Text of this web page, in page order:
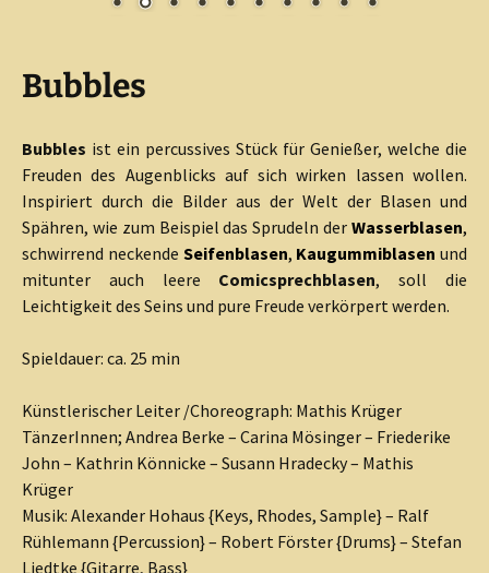
Bubbles
Bubbles ist ein percussives Stück für Genießer, welche die
Freuden des Augenblicks auf sich wirken lassen wollen.
Inspiriert durch die Bilder aus der Welt der Blasen und
Spähren, wie zum Beispiel das Sprudeln der Wasserblasen,
schwirrend neckende Seifenblasen, Kaugummiblasen und
mitunter auch leere Comicsprechblasen, soll die
Leichtigkeit des Seins und pure Freude verkörpert werden.
Spieldauer: ca. 25 min
Künstlerischer Leiter /Choreograph: Mathis Krüger
TänzerInnen; Andrea Berke – Carina Mösinger – Friederike
John – Kathrin Könnicke – Susann Hradecky – Mathis
Krüger
Musik: Alexander Hohaus {Keys, Rhodes, Sample} – Ralf
Rühlemann {Percussion} – Robert Förster {Drums} – Stefan
Liedtke {Gitarre, Bass}